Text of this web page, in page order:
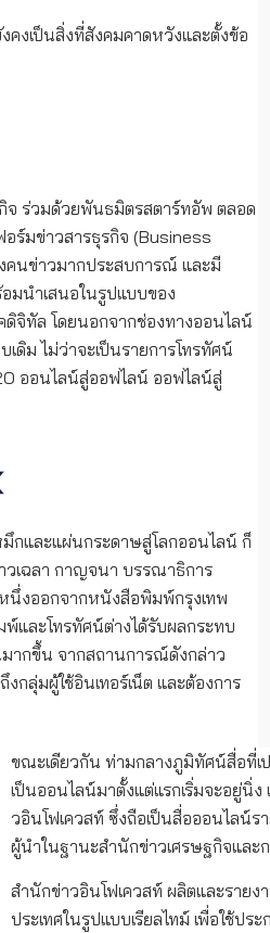
งเป็นสิ่งที่สังคมคาดหวังและตั้งข้อ
ร่วมด้วยพันธมิตรสตาร์ทอัพ ตลอด
ร์มข่าวสารธุรกิจ (Business
คนข่าวมากประสบการณ์ และมี
มนำเสนอในรูปแบบของ
จิทัล โดยนอกจากช่องทางออนไลน์
ดิม ไม่ว่าจะเป็นรายการโทรทัศน์
ออนไลน์สู่ออฟไลน์ ออฟไลน์สู่
กและแผ่นกระดาษสู่โลกออนไลน์ ก็
วเฉลา กาญจนา บรรณาธิการ
นึ่งออกจากหนังสือพิมพ์กรุงเทพ
และโทรทัศน์ต่างได้รับผลกระทบ
ากขึ้น จากสถานการณ์ดังกล่าว
กลุ่มผู้ใช้อินเทอร์เน็ต และต้องการ
ขณะเดียวกัน ท่ามกลางภูมิทัศน์สื่อที่
เป็นออนไลน์มาตั้งแต่แรกเริ่มจะอยู่นิ่
วอินโฟเควสท์ ซึ่งถือเป็นสื่อออนไลน์
ผู้นำในฐานะสำนักข่าวเศรษฐกิจและ
สำนักข่าวอินโฟเควสท์ ผลิตและรายง
ประเทศในรูปแบบเรียลไทม์ เพื่อใช้ป